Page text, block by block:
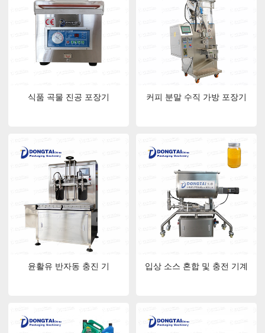
식품 곡물 진공 포장기 커피 분말 수직 가방 포장기
윤활유 반자동 충진 기 입상 소스 혼합 및 충전 기계